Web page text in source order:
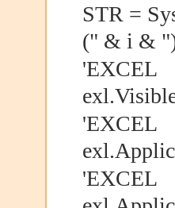
STR =
(" & i &
'EXCEL
'EXCEL
'EXCEL